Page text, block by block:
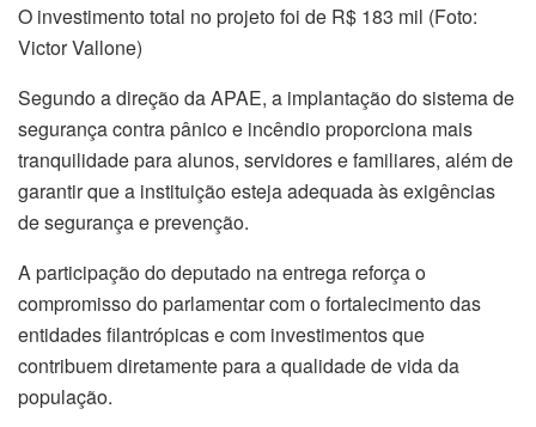
O investimento total no projeto foi de R$ 183 mil (Foto:
Victor Vallone)
Segundo a direção da APAE, a implantação do sistema de
segurança contra pânico e incêndio proporciona mais
tranquilidade para alunos, servidores e familiares, além de
garantir que a instituição esteja adequada às exigências
de segurança e prevenção.
A participação do deputado na entrega reforça o
compromisso do parlamentar com o fortalecimento das
entidades filantrópicas e com investimentos que
contribuem diretamente para a qualidade de vida da
população.